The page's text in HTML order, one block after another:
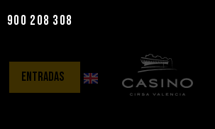
contenido
900 208 308
entradas